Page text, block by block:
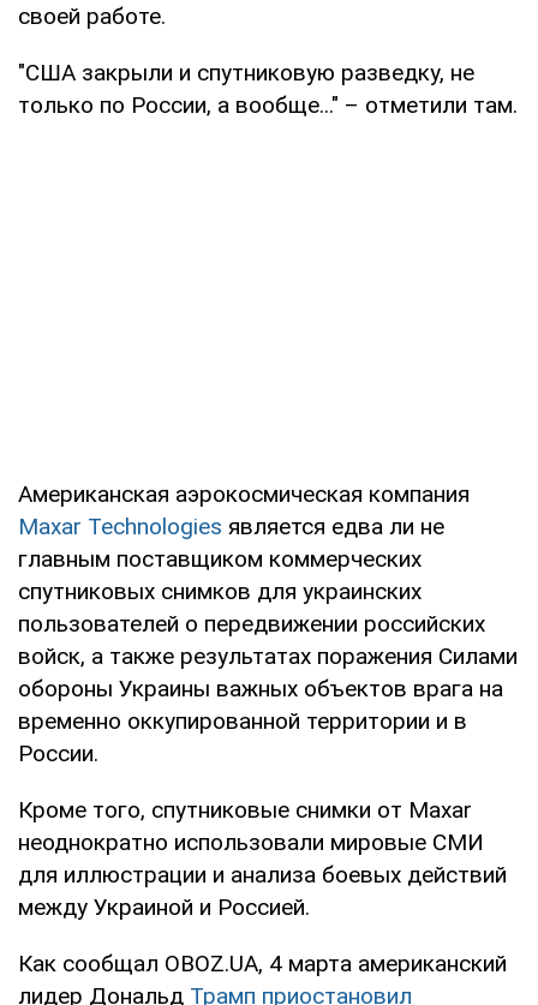
своей работе.
"США закрыли и спутниковую разведку, не
только по России, а вообще..." – отметили там.
Американская аэрокосмическая компания
Maxar Technologies является едва ли не
главным поставщиком коммерческих
спутниковых снимков для украинских
пользователей о передвижении российских
войск, а также результатах поражения Силами
обороны Украины важных объектов врага на
временно оккупированной территории и в
России.
Кроме того, спутниковые снимки от Maxar
неоднократно использовали мировые СМИ
для иллюстрации и анализа боевых действий
между Украиной и Россией.
Как сообщал OBOZ.UA, 4 марта американский
лидер Дональд Трамп приостановил